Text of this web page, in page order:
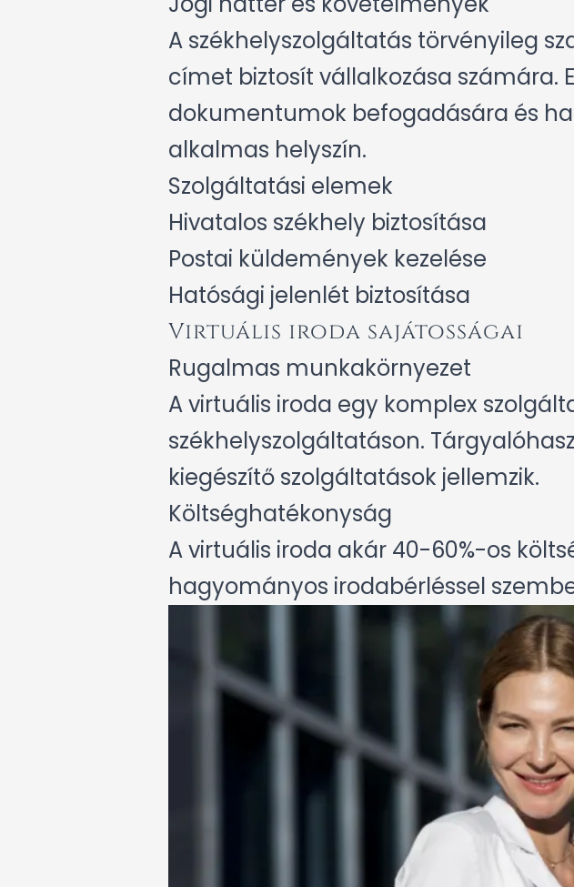
A székhelyszolgáltatás törvényileg
címet biztosít vállalkozása számára.
dokumentumok befogadására és
alkalmas helyszín.
Szolgáltatási elemek
Hivatalos székhely biztosítása
Postai küldemények kezelése
Hatósági jelenlét biztosítása
Virtuális iroda sajátosságai
Rugalmas munkakörnyezet
A virtuális iroda egy komplex
székhelyszolgáltatáson.
kiegészítő szolgáltatások jellemzik.
Költséghatékonyság
A virtuális iroda akár 40-60%-os
hagyományos irodabérléssel